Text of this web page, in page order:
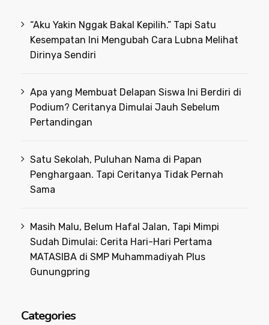
“Aku Yakin Nggak Bakal Kepilih.” Tapi Satu
Kesempatan Ini Mengubah Cara Lubna Melihat
Dirinya Sendiri
Apa yang Membuat Delapan Siswa Ini Berdiri di
Podium? Ceritanya Dimulai Jauh Sebelum
Pertandingan
Satu Sekolah, Puluhan Nama di Papan
Penghargaan. Tapi Ceritanya Tidak Pernah
Sama
Masih Malu, Belum Hafal Jalan, Tapi Mimpi
Sudah Dimulai: Cerita Hari-Hari Pertama
MATASIBA di SMP Muhammadiyah Plus
Gunungpring
Categories